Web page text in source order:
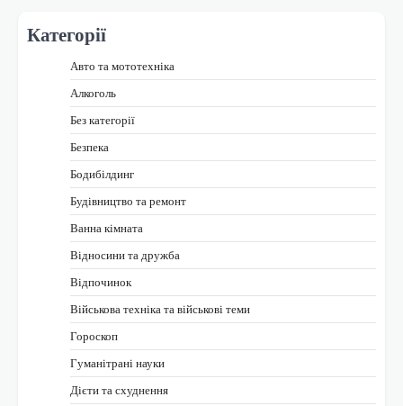
Категорії
Авто та мототехніка
Алкоголь
Без категорії
Безпека
Бодибілдинг
Будівництво та ремонт
Ванна кімната
Відносини та дружба
Відпочинок
Військова техніка та військові теми
Гороскоп
Гуманітрані науки
Дієти та схуднення